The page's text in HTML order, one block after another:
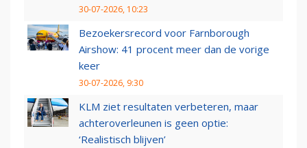
30-07-2026, 10:23
Bezoekersrecord voor Farnborough
Airshow: 41 procent meer dan de vorige
keer
30-07-2026, 9:30
KLM ziet resultaten verbeteren, maar
achteroverleunen is geen optie:
‘Realistisch blijven’